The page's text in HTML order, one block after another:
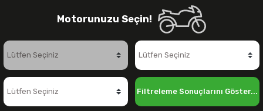
Motorunuzu Seçin!
Filtreleme Sonuçlarını Göster...